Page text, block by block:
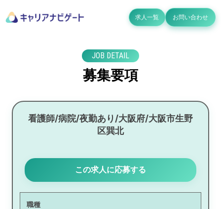
求人一覧 お問い合わせ
JOB DETAIL
募集要項
看護師/病院/夜勤あり/大阪府/大阪市生野
区巽北
この求人に応募する
職種